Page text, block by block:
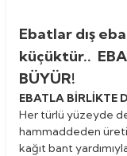
Ebatlar dış
küçüktür..
BÜYÜR!
EBATLA BİRLİKTE
Her türlü yüzeyde
hammaddeden
kağıt bant